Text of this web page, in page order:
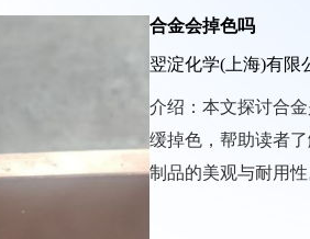
合金会掉色吗
翌淀化学(上海)有限
介绍： 本文探讨合
缓掉色，帮助读者
制品的美观与耐用性